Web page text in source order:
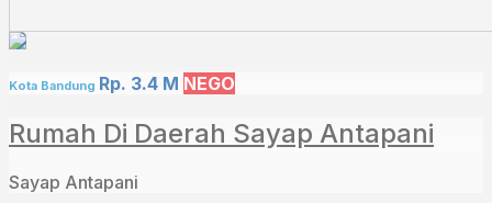
Kota Bandung Rp. 3.4 M NEGO
Rumah Di Daerah Sayap Antapani
Sayap Antapani